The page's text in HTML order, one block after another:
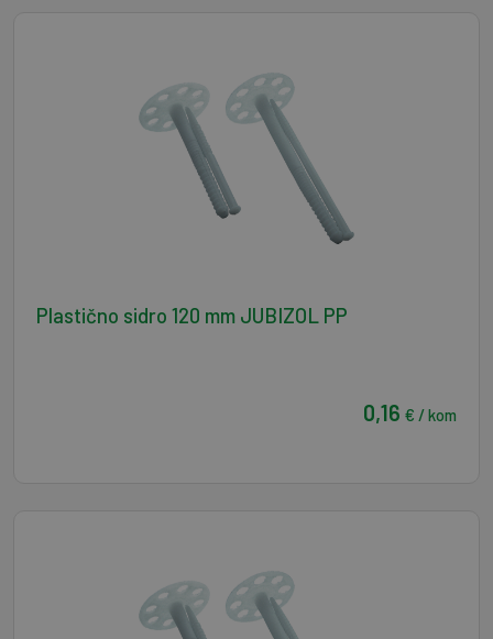
Plastično sidro 120 mm JUBIZOL PP
0,16 € / kom